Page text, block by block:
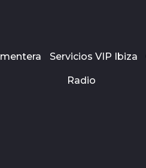
Servicios VIP Ibiza
Radio